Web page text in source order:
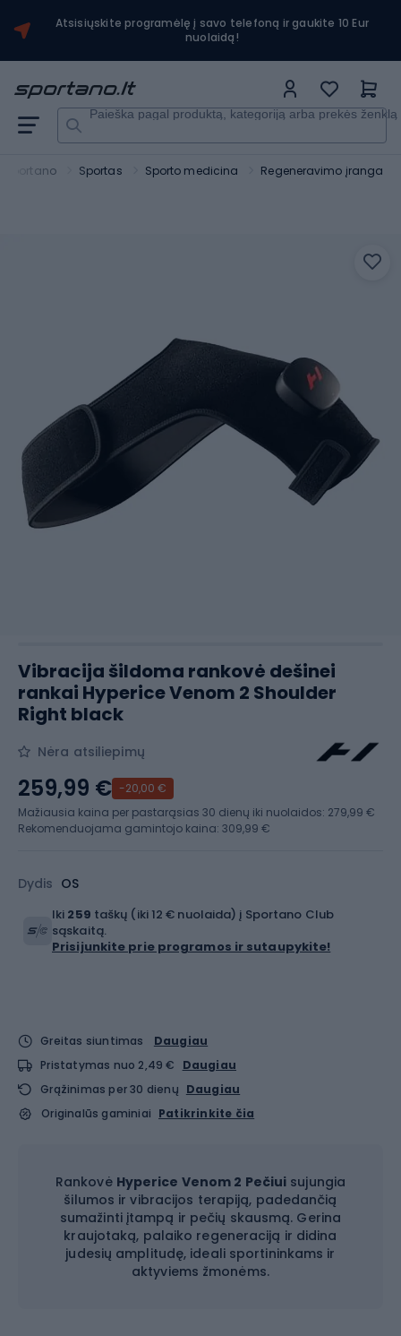
Atsisiųskite programėlę į savo telefoną ir gaukite 10 Eur
nuolaidą!
Paieška pagal produktą, kategoriją arba prekės ženklą
Sportano Sportas Sporto medicina Regeneravimo įranga
Vibracija šildoma rankovė dešinei
rankai Hyperice Venom 2 Shoulder
Right black
Nėra atsiliepimų
Dydis OS
259,99 € -20,00 €
Mažiausia kaina per pastarąsias 30 dienų iki nuolaidos: 279,99 €
Rekomenduojama gamintojo kaina: 309,99 €
Iki 259 taškų (iki 12 € nuolaida) į Sportano Club
sąskaitą.
Prisijunkite prie programos ir sutaupykite!
Greitas siuntimas
Daugiau
Pristatymas nuo 2,49 €
Daugiau
Grąžinimas per 30 dienų Daugiau
Originalūs gaminiai Patikrinkite čia
Rankovė Hyperice Venom 2 Pečiui sujungia
šilumos ir vibracijos terapiją, padedančią
sumažinti įtampą ir pečių skausmą. Gerina
kraujotaką, palaiko regeneraciją ir didina
judesių amplitudę, ideali sportininkams ir
aktyviems žmonėms.